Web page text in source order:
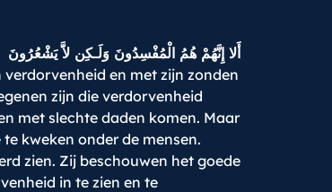
أَلا إِنَّهُمْ هُمُ الْمُفْسِدُونَ وَلَـكِن لاَّ يَشْعُرُونَ
en met zijn zonden
zijn die verdorvenheid
met slechte daden komen. Maar
kweken onder de mensen.
zien. Zij beschouwen het goede
in te zien en te